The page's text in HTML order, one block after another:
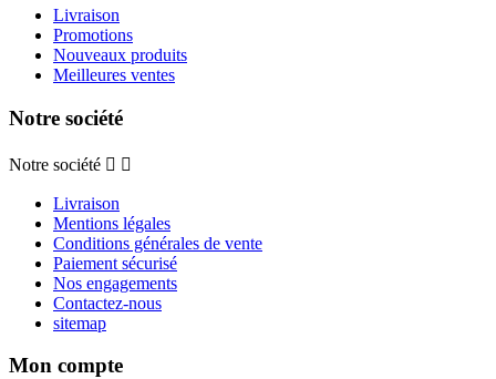
Livraison
Promotions
Nouveaux produits
Meilleures ventes
Notre société
Notre société  
Livraison
Mentions légales
Conditions générales de vente
Paiement sécurisé
Nos engagements
Contactez-nous
sitemap
Mon compte